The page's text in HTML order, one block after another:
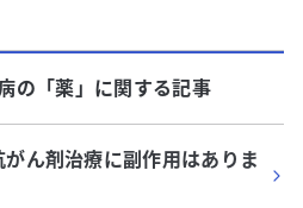
の「薬 」に関する記事
ん剤治療に副作用はありま